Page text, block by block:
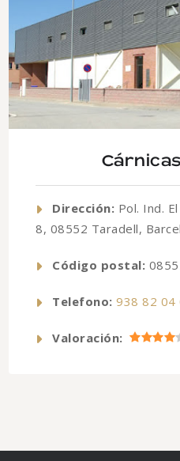
Dirección: Pol. Ind.
8, 08552 Taradell,
Código postal:
Telefono: 938 82 04
Valoración: